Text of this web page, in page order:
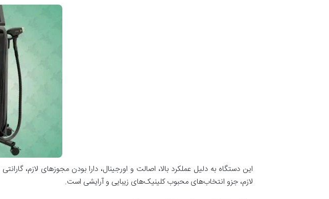
این دستگاه به دلیل عملکرد بالا، اصالت و اورجینال، دارا بودن مجوزهای لازم،
لازم، جزو انتخاب‌های محبوب کلینیک‌های زیبایی و آرایشی است.